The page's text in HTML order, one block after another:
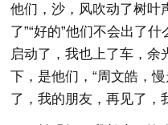
他们，沙，风吹动了树
了”“好的”他们不会出了
启动了，我也上了车，余
下，是他们，“周文皓，
了，我的朋友，再见了